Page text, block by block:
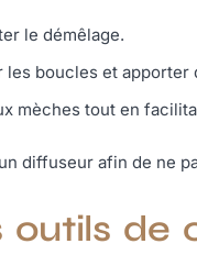
le démêlage.
boucles et apporter
mèches tout en
diffuseur afin de ne
outils de